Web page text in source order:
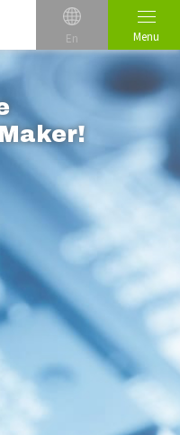
En Menu
Your best
of